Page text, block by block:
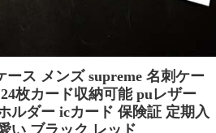
ース メンズ supreme 名刺ケー
枚カード収納可能 puレザー
ルダー icカード 保険証 定期入
い ブラック レッド